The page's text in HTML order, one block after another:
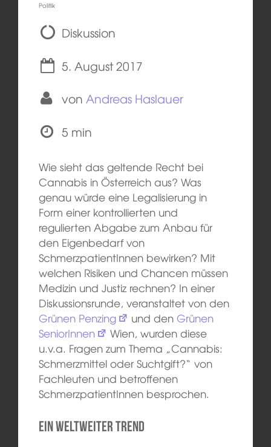
Politik
Diskussion
5. August 2017
von Andreas Haslauer
5 min
Wie sieht das geltende Recht bei
Cannabis in Österreich aus? Was
genau würde eine Legalisierung in
Form einer kontrollierten und
regulierten Abgabe zum Anbau für
den Eigenbedarf von
SchmerzpatientInnen bewirken? Mit
welchen Risiken und Chancen müssen
Medizin und Justiz rechnen? In einer
Diskussionsrunde, veranstaltet von den
Grünen Penzing
und den Grünen
SeniorInnen
Wien, wurden diese
u.v.a. Fragen zum Thema „Cannabis:
Schmerzmittel oder Suchtgift?“ von
Fachleuten und betroffenen
SchmerzpatientInnen besprochen.
Ein weltweiter Trend